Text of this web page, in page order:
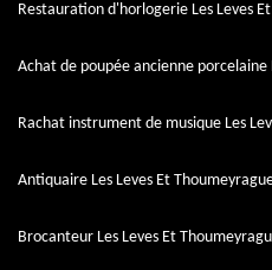
Restauration d'horlogerie Les Leves
Achat de poupée ancienne porcelaine
Rachat instrument de musique Les
Antiquaire Les Leves Et
Brocanteur Les Leves Et